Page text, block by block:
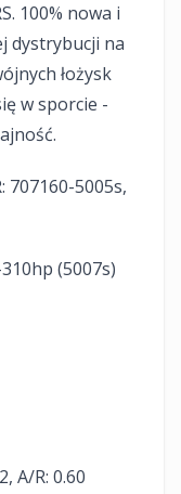
100% nowa i
dystrybucji na
łożysk
w sporcie -
5005s,
(5007s)
A/R: 0.60